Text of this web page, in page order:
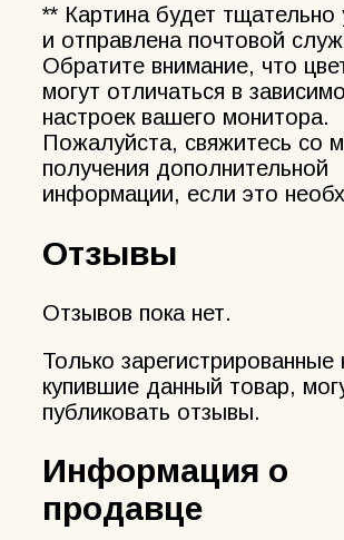
** Картина будет тщательно
и отправлена почтовой
Обратите внимание, что
могут отличаться в
настроек вашего монитора.
Пожалуйста, свяжитесь со
получения дополнительной
информации, если это
Отзывы
Отзывов пока нет.
Только зарегистрированные
купившие данный товар,
публиковать отзывы.
Информация о
продавце